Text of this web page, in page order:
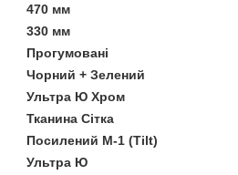
470 мм
330 мм
Прогумовані
Чорний + Зелений
Ультра Ю Хром
Тканина Сітка
Посилений M-1 (Tilt)
Ультра Ю